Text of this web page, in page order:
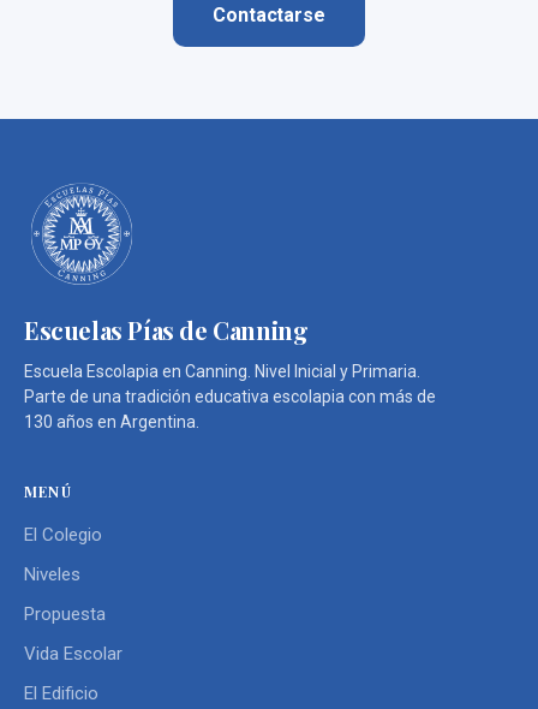
Contactarse
Escuelas Pías de Canning
Escuela Escolapia en Canning. Nivel Inicial y Primaria.
Parte de una tradición educativa escolapia con más de
130 años en Argentina.
MENÚ
El Colegio
Niveles
Propuesta
Vida Escolar
El Edificio